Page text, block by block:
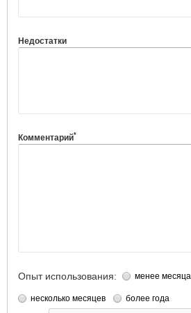
Недостатки
Комментарий*
Опыт использования: менее месяца
несколько месяцев более года